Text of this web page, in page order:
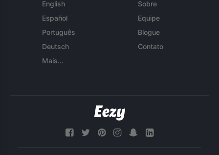
English
Español
Português
Deutsch
Mais...
Sobre
Equipe
Blogue
Contato